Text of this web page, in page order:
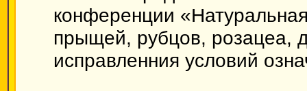
конференции
прыщей, рубцов, розацеа,
исправленния условий